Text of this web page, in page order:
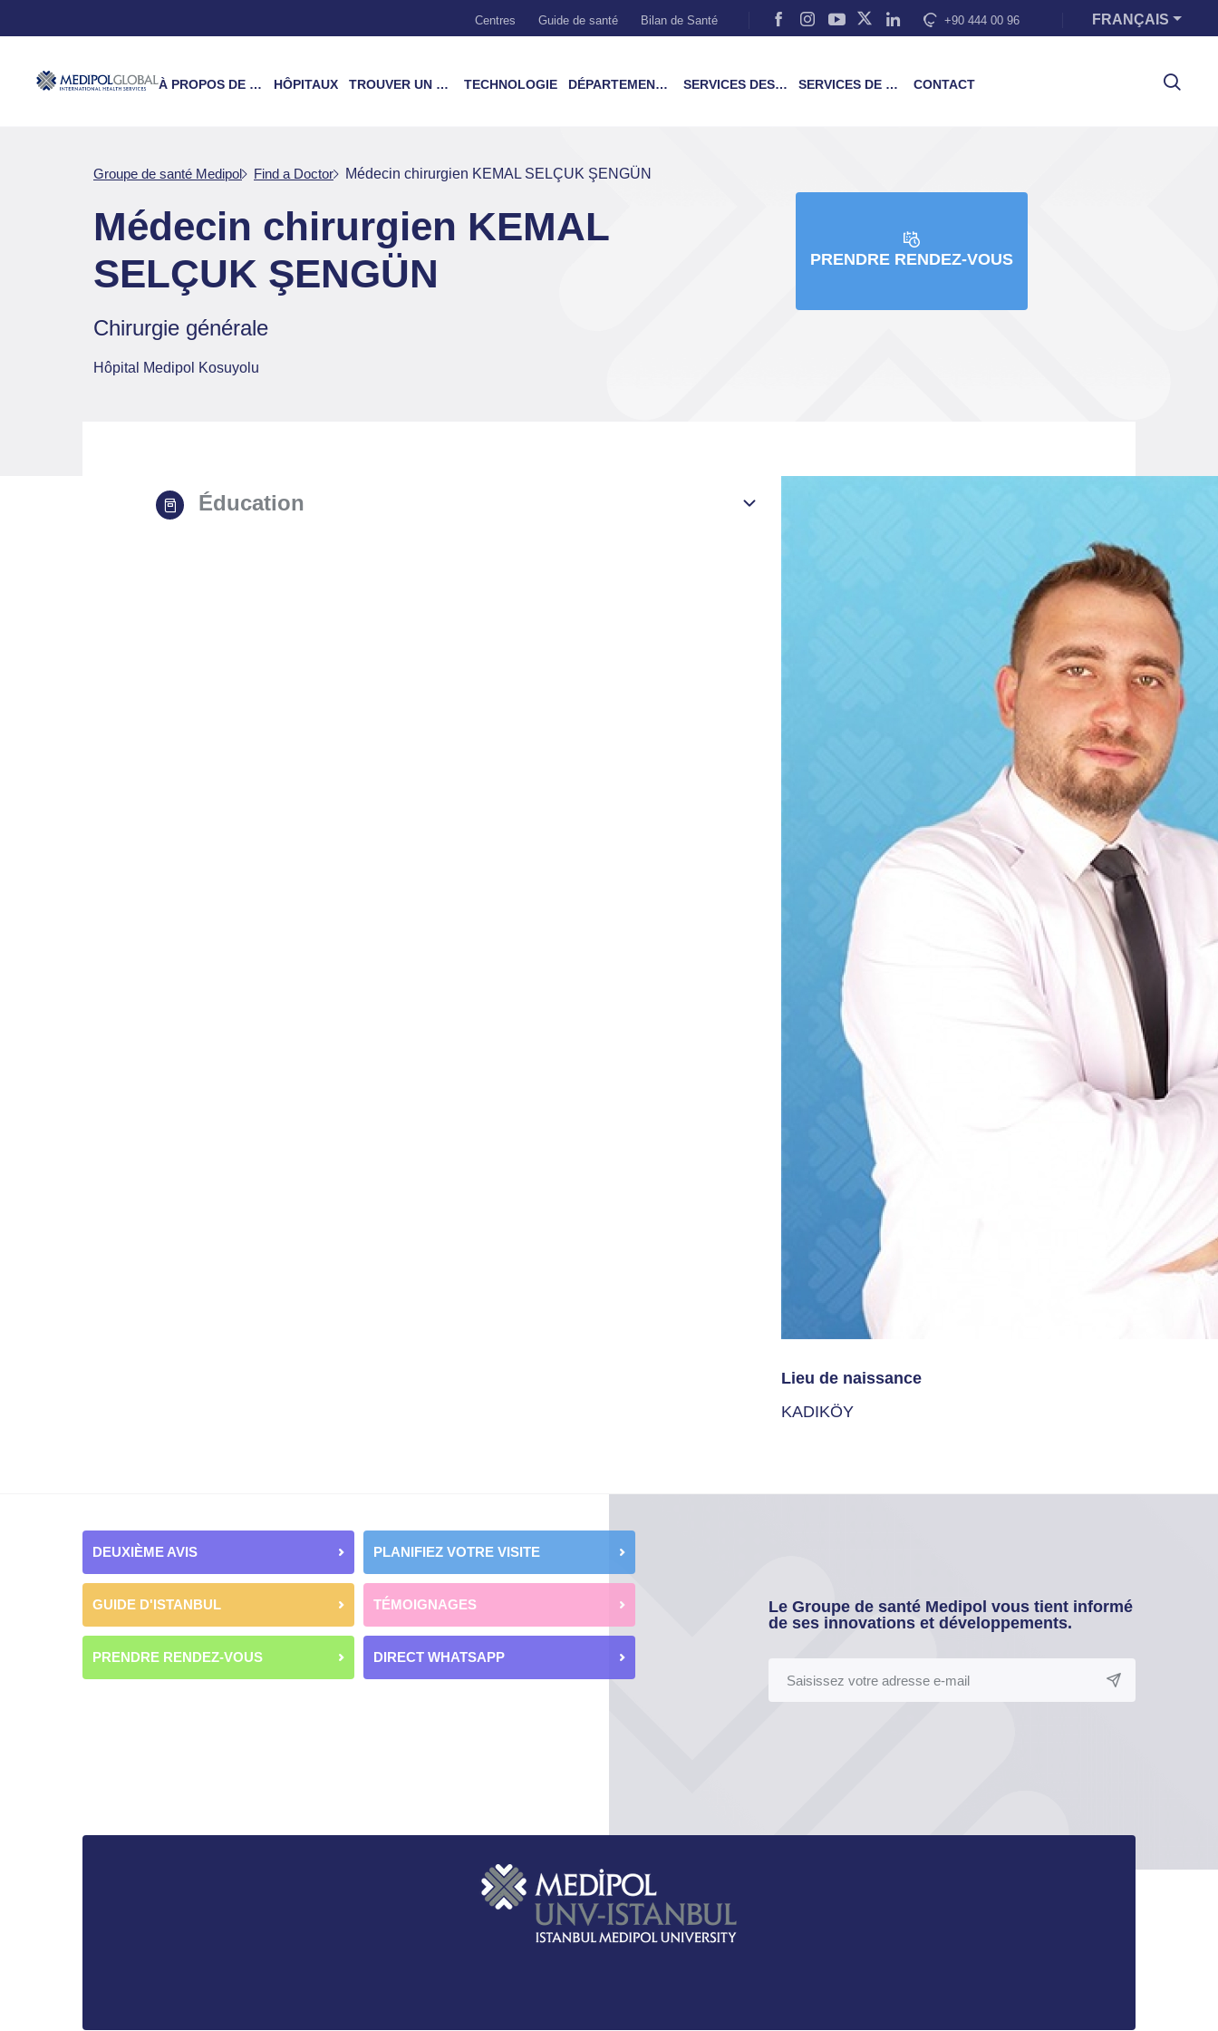
Centres Guide de santé Bilan de Santé +90 444 00 96 FRANÇAIS
À PROPOS DE NOUS HÔPITAUX TROUVER UN MÉDECIN TECHNOLOGIE DÉPARTEMENTS & TRAITEMENTS SERVICES DES PATIENTS SERVICES DE FORMATION CONTACT
Groupe de santé Medipol Find a Doctor Médecin chirurgien KEMAL SELÇUK ŞENGÜN
Médecin chirurgien KEMAL
SELÇUK ŞENGÜN
Chirurgie générale
Hôpital Medipol Kosuyolu
PRENDRE RENDEZ-VOUS
Lieu de naissance
KADIKÖY
Éducation
DEUXIÈME AVIS PLANIFIEZ VOTRE VISITE
GUIDE D'ISTANBUL TÉMOIGNAGES
PRENDRE RENDEZ-VOUS DIRECT WHATSAPP
Le Groupe de santé Medipol vous tient informé
de ses innovations et développements.